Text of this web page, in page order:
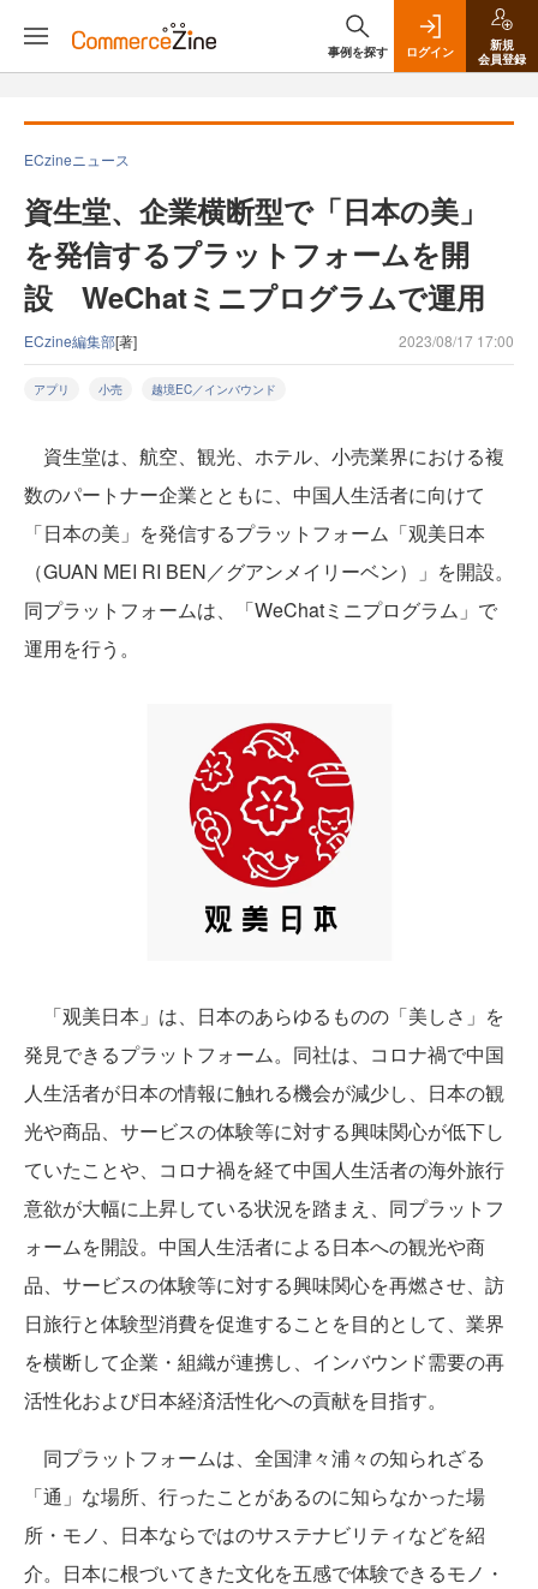
事例を探す ログイン
新規
会員登録
ECzineニュース
資生堂、企業横断型で「日本の美」
を発信するプラットフォームを開
設 WeChatミニプログラムで運用
ECzine編集部[著] 2023/08/17 17:00
アプリ 小売 越境EC／インバウンド
資生堂は、航空、観光、ホテル、小売業界における複
数のパートナー企業とともに、中国人生活者に向けて
「日本の美」を発信するプラットフォーム「观美日本
（GUAN MEI RI BEN／グアンメイリーベン）」を開設。
同プラットフォームは、「WeChatミニプログラム」で
運用を行う。
「观美日本」は、日本のあらゆるものの「美しさ」を
発見できるプラットフォーム。同社は、コロナ禍で中国
人生活者が日本の情報に触れる機会が減少し、日本の観
光や商品、サービスの体験等に対する興味関心が低下し
ていたことや、コロナ禍を経て中国人生活者の海外旅行
意欲が大幅に上昇している状況を踏まえ、同プラットフ
ォームを開設。中国人生活者による日本への観光や商
品、サービスの体験等に対する興味関心を再燃させ、訪
日旅行と体験型消費を促進することを目的として、業界
を横断して企業・組織が連携し、インバウンド需要の再
活性化および日本経済活性化への貢献を目指す。
同プラットフォームは、全国津々浦々の知られざる
「通」な場所、行ったことがあるのに知らなかった場
所・モノ、日本ならではのサステナビリティなどを紹
介。日本に根づいてきた文化を五感で体験できるモノ・